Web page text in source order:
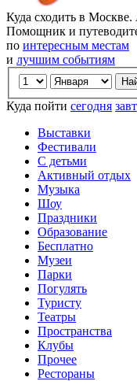
Куда сходить в
Помощник и
по интересным местам
и лучшим событиям
Куда пойти сегодня
Выставки
Фестивали
С детьми
Активный отдых
Музыка
Шоу
Праздники
Образование
Бесплатно
Музеи
Парки
Погулять
Туристу
Театры
Пространства
Клубы
Прочее
Рестораны